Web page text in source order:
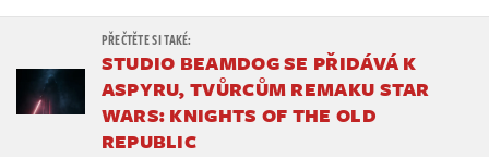
STUDIO BEAMDOG SE PŘIDÁVÁ K
ASPYRU, TVŮRCŮM REMAKU STAR
WARS: KNIGHTS OF THE OLD
REPUBLIC